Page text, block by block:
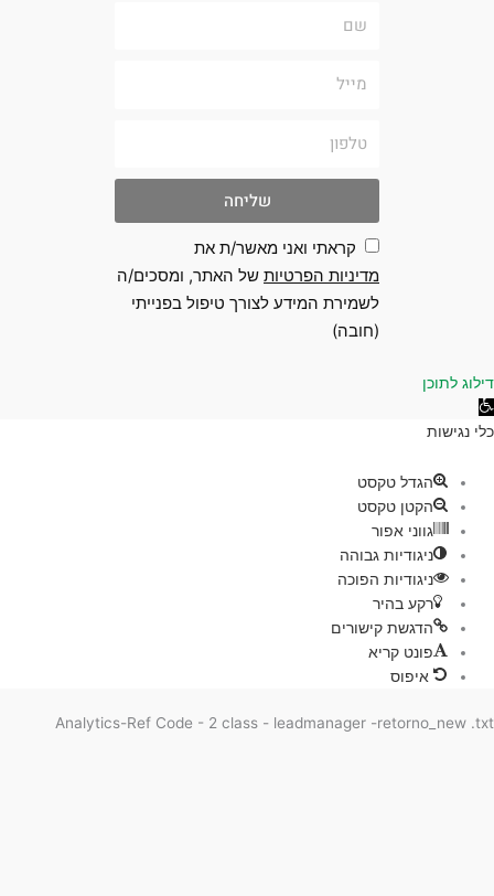
שליחה
קראתי ואני מאשר/ת את
מדיניות הפרטיותשל האתר, ומסכים/ה
לשמירת המידע לצורך טיפול בפנייתי
(חובה)
לתוכן
הגדל טקסט
הקטן טקסט
גווני אפור
ניגודיות גבוהה
ניגודיות הפוכה
רקע בהיר
הדגשת קישורים
פונט קריא
איפוס
Analytics-Ref Code - 2 class - leadmanager -